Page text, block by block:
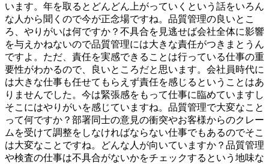
います。年を取るとどんどん上がっていくという話をいろん
な人から聞くので今が正念場ですね。品質管理の良いとこ
ろ、やりがいは何ですか？不具合を見逃せば会社全体に影響
を与えかねないので品質管理には大きな責任がつきまとうん
ですよ。ただ、責任を実感できることは行っている仕事の重
要性がわかるので、良いところだと思います。会社員時代に
は大きな仕事も任せてもらえず責任を感じるということはあ
りませんでした。今は緊張感をもって仕事に臨めていますし
そこにはやりがいを感じていますね。品質管理で大変なこと
って何ですか？部署同士の意見の衝突やお客様からのクレー
ムを受けて調整をしなければならない仕事でもあるのでそこ
は大変なことですね。どんな人が向いていますか？品質管理
や検査の仕事は不具合がないかをチェックするという地味な